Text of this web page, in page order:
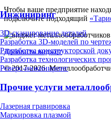
Инжиниринг
3D-сканирование деталей
Разработка 3D-моделей по
Разработка конструкторской
Разработка технологических
Реверс-инжиниринг
Прочие услуги
Лазерная гравировка
Маркировка плазмой
Чтобы ваше предприятие
подключите подходящий
Добавить виджет
© 2017-2026.